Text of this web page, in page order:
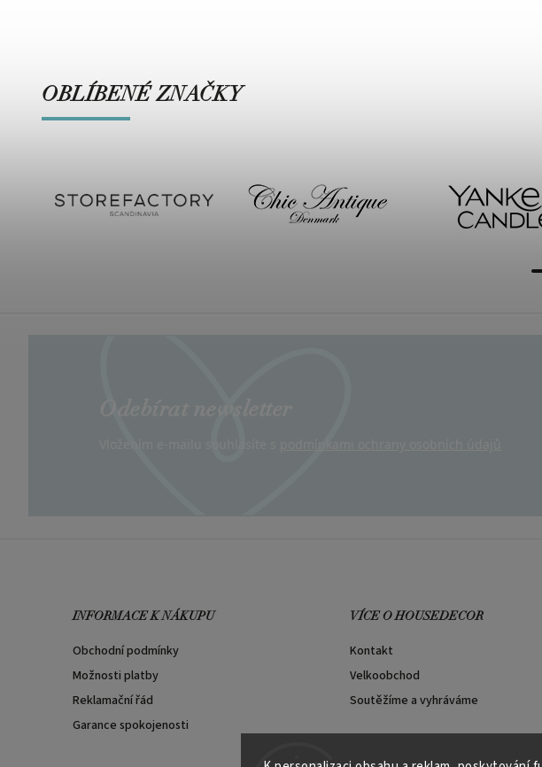
OBLÍBENÉ ZNAČKY
INFORMACE K NÁKUPU
Obchodní podmínky
Možnosti platby
Reklamační řád
Garance spokojenosti
VÍCE O HOUSEDECOR
Kontakt
Velkoobchod
Soutěžíme a vyhráváme